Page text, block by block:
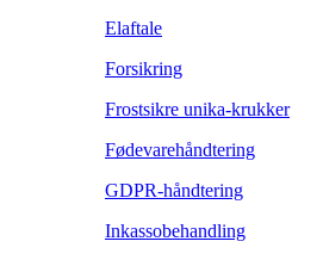
Elaftale
Forsikring
Frostsikre unika-krukker
Fødevarehåndtering
GDPR-håndtering
Inkassobehandling